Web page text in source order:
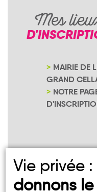
Mes
MAIRIE DE
GRAND
NOTRE
Vie privée :
donnons